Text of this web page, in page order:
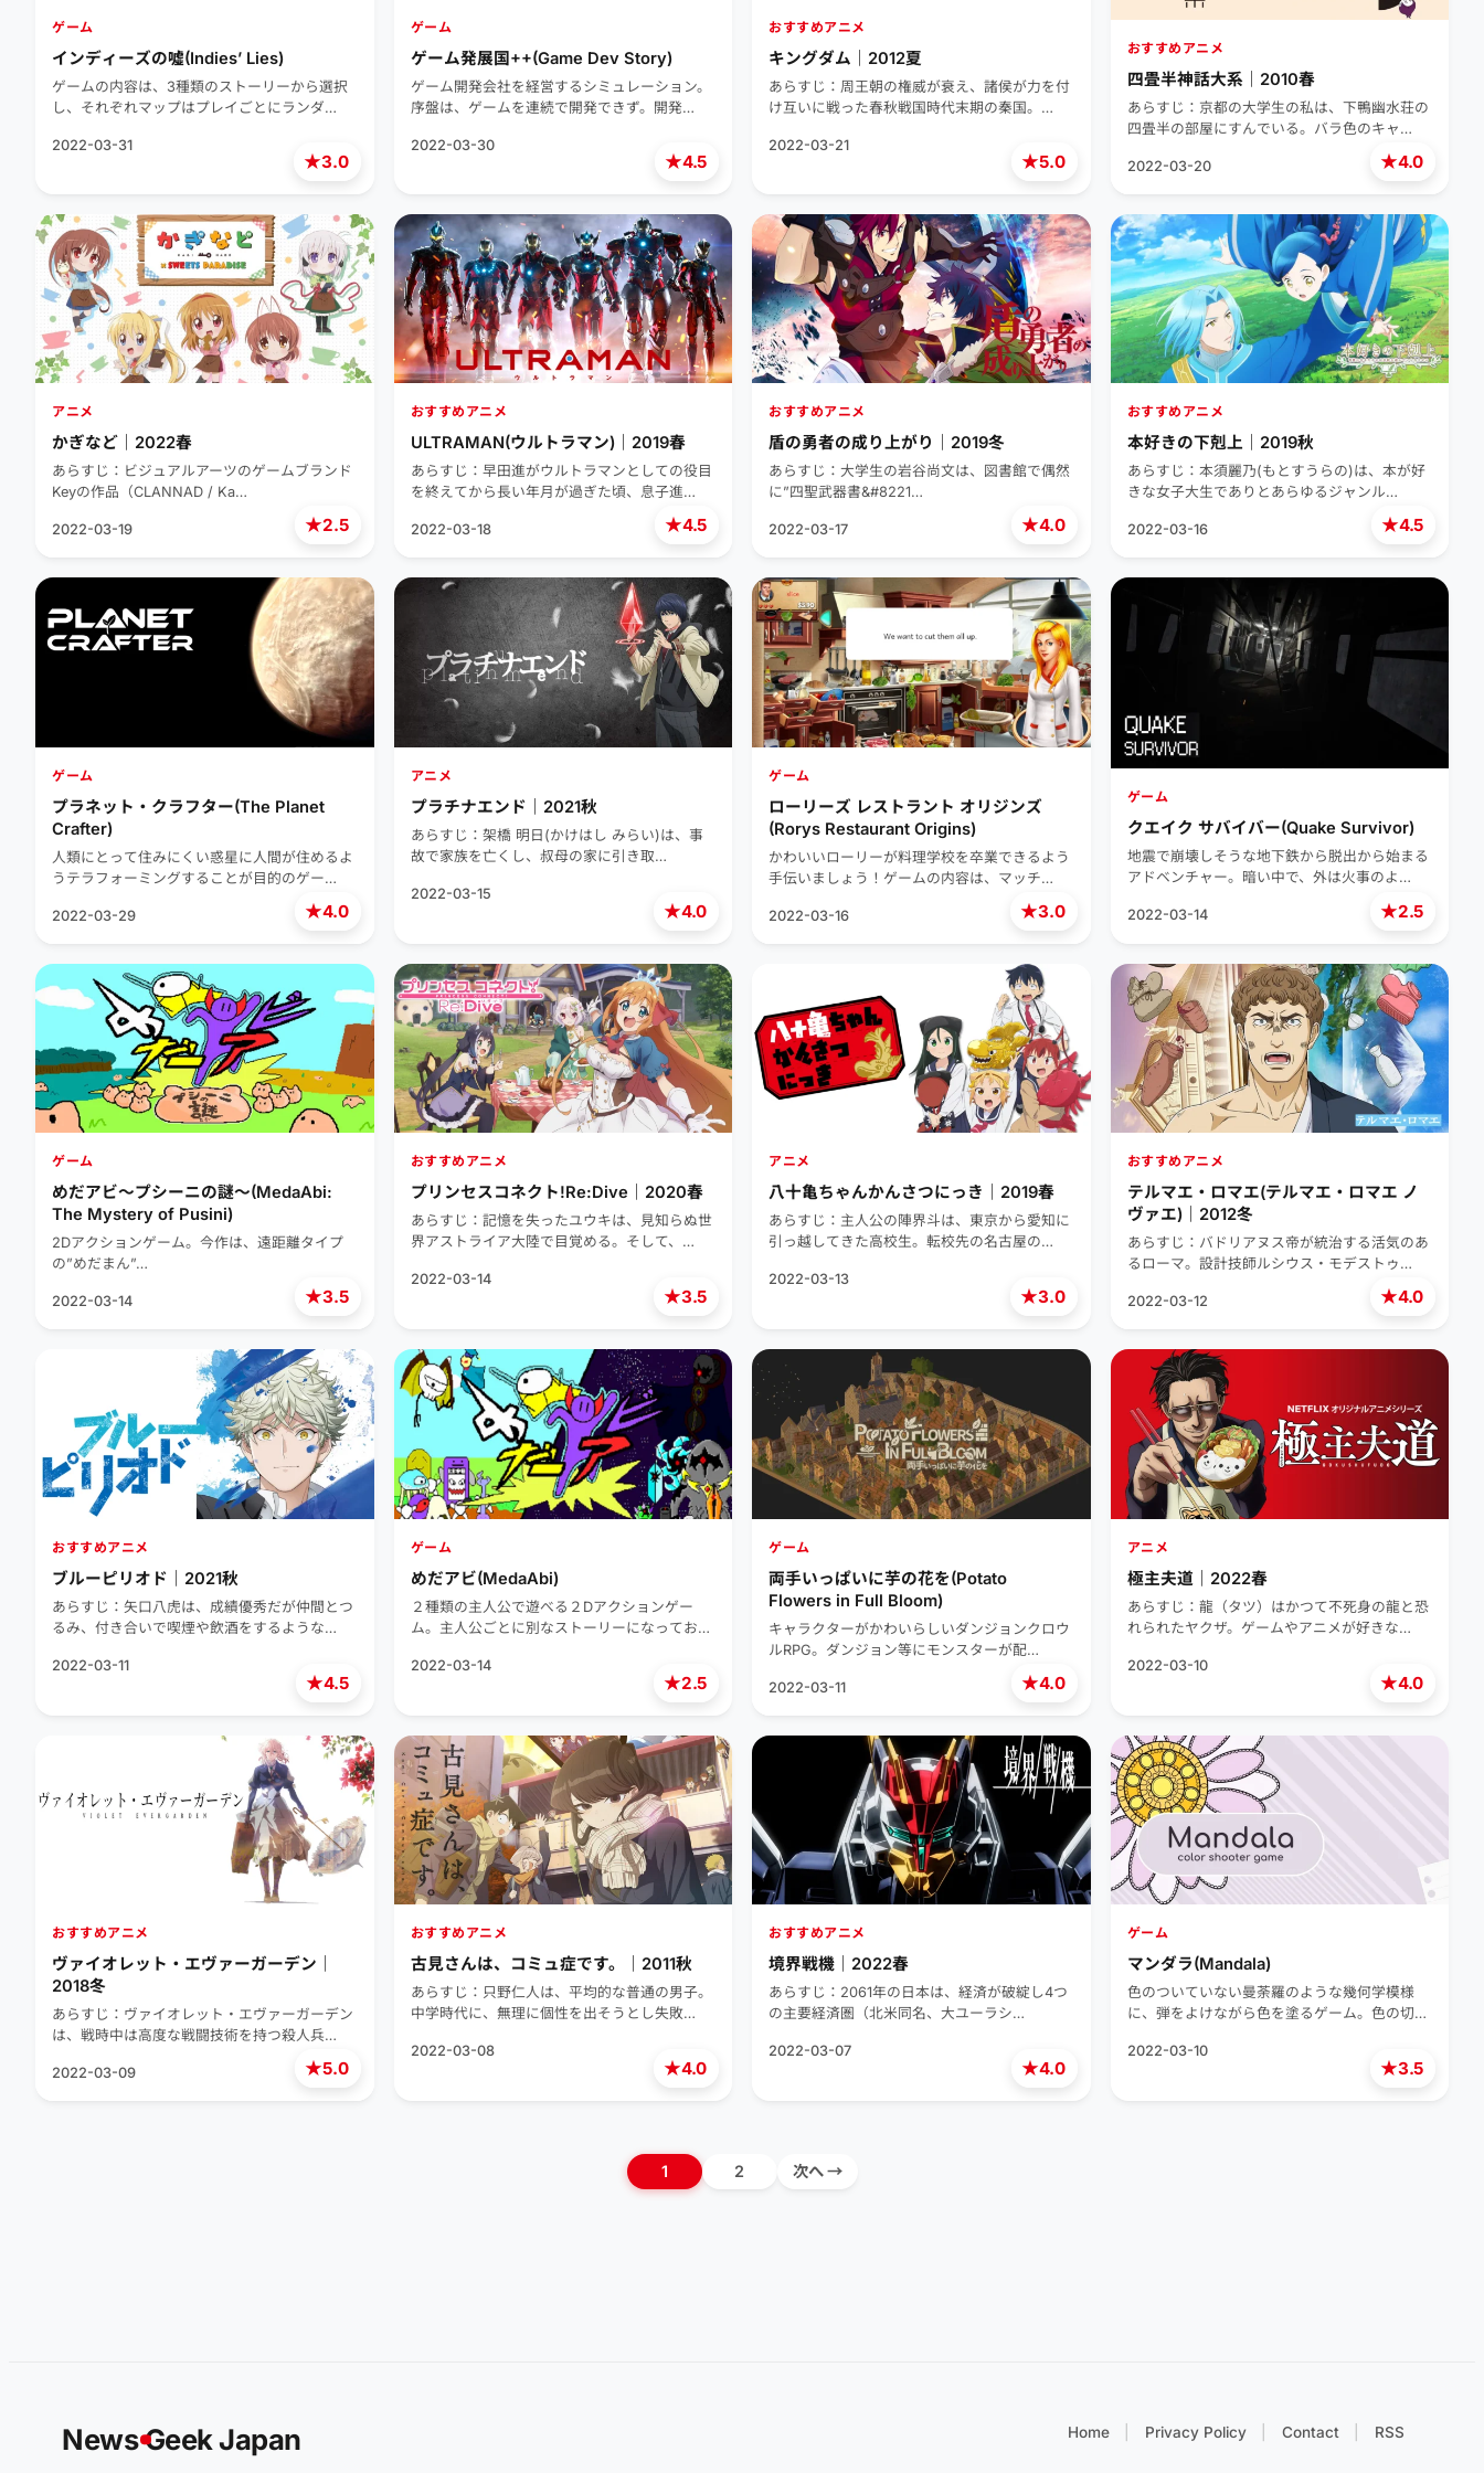
★3.0
ゲーム
インディーズの噓(Indies’ Lies)
ゲームの内容は、3種類のストーリーから選択
し、それぞれマップはプレイごとにランダ…
2022-03-31
★4.5
ゲーム
ゲーム発展国++(Game Dev Story)
ゲーム開発会社を経営するシミュレーション。
序盤は、ゲームを連続で開発できず。開発…
2022-03-30
★5.0
おすすめアニメ
キングダム｜2012夏
あらすじ：周王朝の権威が衰え、諸侯が力を付
け互いに戦った春秋戦国時代末期の秦国。…
2022-03-21
★4.0
おすすめアニメ
四畳半神話大系｜2010春
あらすじ：京都の大学生の私は、下鴨幽水荘の
四畳半の部屋にすんでいる。バラ色のキャ…
2022-03-20
★2.5
アニメ
かぎなど｜2022春
あらすじ：ビジュアルアーツのゲームブランド
Keyの作品（CLANNAD / Ka…
2022-03-19 ★4.5
おすすめアニメ
ULTRAMAN(ウルトラマン)｜2019春
あらすじ：早田進がウルトラマンとしての役目
を終えてから長い年月が過ぎた頃、息子進…
2022-03-18 ★4.0
おすすめアニメ
盾の勇者の成り上がり｜2019冬
あらすじ：大学生の岩谷尚文は、図書館で偶然
に”四聖武器書&#8221…
2022-03-17 ★4.5
おすすめアニメ
本好きの下剋上｜2019秋
あらすじ：本須麗乃(もとすうらの)は、本が好
きな女子大生でありとあらゆるジャンル…
2022-03-16
★4.0
ゲーム
プラネット・クラフター(The Planet
Crafter)
人類にとって住みにくい惑星に人間が住めるよ
うテラフォーミングすることが目的のゲー…
2022-03-29 ★4.0
アニメ
プラチナエンド｜2021秋
あらすじ：架橋 明日(かけはし みらい)は、事
故で家族を亡くし、叔母の家に引き取…
2022-03-15
★3.0
ゲーム
ローリーズ レストラント オリジンズ
(Rorys Restaurant Origins)
かわいいローリーが料理学校を卒業できるよう
手伝いましょう！ゲームの内容は、マッチ…
2022-03-16 ★2.5
ゲーム
クエイク サバイバー(Quake Survivor)
地震で崩壊しそうな地下鉄から脱出から始まる
アドベンチャー。暗い中で、外は火事のよ…
2022-03-14
★3.5
ゲーム
めだアビ～プシーニの謎～(MedaAbi:
The Mystery of Pusini)
2Dアクションゲーム。今作は、遠距離タイプ
の”めだまん”…
2022-03-14 ★3.5
おすすめアニメ
プリンセスコネクト!Re:Dive｜2020春
あらすじ：記憶を失ったユウキは、見知らぬ世
界アストライア大陸で目覚める。そして、…
2022-03-14
★3.0
アニメ
八十亀ちゃんかんさつにっき｜2019春
あらすじ：主人公の陣界斗は、東京から愛知に
引っ越してきた高校生。転校先の名古屋の…
2022-03-13
★4.0
おすすめアニメ
テルマエ・ロマエ(テルマエ・ロマエ ノ
ヴァエ)｜2012冬
あらすじ：バドリアヌス帝が統治する活気のあ
るローマ。設計技師ルシウス・モデストゥ…
2022-03-12
★4.5
おすすめアニメ
ブルーピリオド｜2021秋
あらすじ：矢口八虎は、成績優秀だが仲間とつ
るみ、付き合いで喫煙や飲酒をするような…
2022-03-11
★2.5
ゲーム
めだアビ(MedaAbi)
２種類の主人公で遊べる２Dアクションゲー
ム。主人公ごとに別なストーリーになってお…
2022-03-14
★4.0
ゲーム
両手いっぱいに芋の花を(Potato
Flowers in Full Bloom)
キャラクターがかわいらしいダンジョンクロウ
ルRPG。ダンジョン等にモンスターが配…
2022-03-11 ★4.0
アニメ
極主夫道｜2022春
あらすじ：龍（タツ）はかつて不死身の龍と恐
れられたヤクザ。ゲームやアニメが好きな…
2022-03-10
★5.0
おすすめアニメ
ヴァイオレット・エヴァーガーデン｜
2018冬
あらすじ：ヴァイオレット・エヴァーガーデン
は、戦時中は高度な戦闘技術を持つ殺人兵…
2022-03-09 ★4.0
おすすめアニメ
古見さんは、コミュ症です。｜2011秋
あらすじ：只野仁人は、平均的な普通の男子。
中学時代に、無理に個性を出そうとし失敗…
2022-03-08
★4.0
おすすめアニメ
境界戦機｜2022春
あらすじ：2061年の日本は、経済が破綻し4つ
の主要経済圏（北米同名、大ユーラシ…
2022-03-07
★3.5
ゲーム
マンダラ(Mandala)
色のついていない曼荼羅のような幾何学模様
に、弾をよけながら色を塗るゲーム。色の切…
2022-03-10
1 2 次へ →
NewsGeek Japan Home Privacy Policy Contact RSS